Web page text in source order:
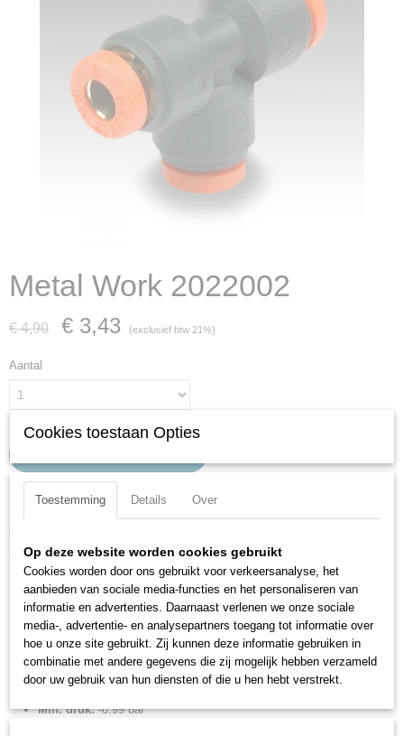
Metal Work 2022002
€ 4,90 € 3,43 (exclusief btw 21%)
Aantal
Specificaties
Productcode
2022002
EAN code
8024986126853
Productcode leverancier
2022002
Netto gewicht
0,01 Kg
Omschrijving
RL22 T-koppeling 5-5-5 kunststof.
Insteekkoppeling metrisch, T, kunststof.
Merk:Metal Work
Diameter:5 mm
Max. druk:12 bar
Min. druk:-0.99 bar
Cookies toestaan Opties
Toestemming Details Over
Op deze website worden cookies gebruikt
Cookies worden door ons gebruikt voor verkeersanalyse, het
aanbieden van sociale media-functies en het personaliseren van
informatie en advertenties. Daarnaast verlenen we onze sociale
media-, advertentie- en analysepartners toegang tot informatie over
hoe u onze site gebruikt. Zij kunnen deze informatie gebruiken in
combinatie met andere gegevens die zij mogelijk hebben verzameld
door uw gebruik van hun diensten of die u hen hebt verstrekt.